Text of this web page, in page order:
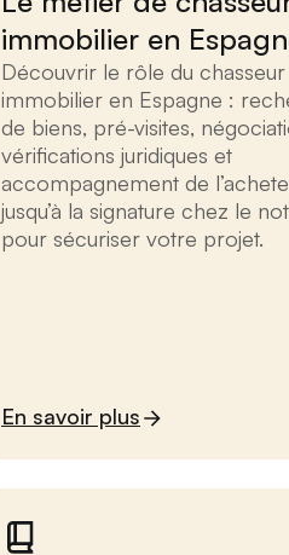
immobilier en
Découvrir le rôle du chasseur
immobilier en Espagne :
de biens, pré-visites,
vérifications juridiques et
accompagnement de
jusqu’à la signature chez le
pour sécuriser votre projet.
En savoir plus